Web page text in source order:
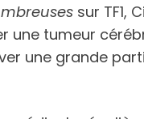
sur TF1,
une tumeur
une grande